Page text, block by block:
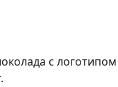
с логотипом